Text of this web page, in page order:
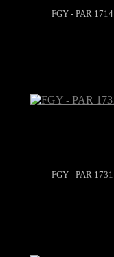
FGY - PAR 1714
FGY - PAR 1731